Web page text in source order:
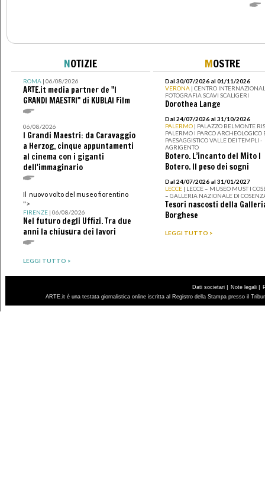
NOTIZIE
ROMA| 06/08/2026
ARTE.it media partner de "I
GRANDI MAESTRI" di KUBLAI Film
06/08/2026
I Grandi Maestri: da Caravaggio
a Herzog, cinque appuntamenti
al cinema con i giganti
dell'immaginario
Il nuovo volto del museo fiorentino
">
FIRENZE| 06/08/2026
Nel futuro degli Uffizi. Tra due
anni la chiusura dei lavori
LEGGI TUTTO >
MOSTRE
Dal 30/07/2026 al 01/11/2026
VERONA | CENTRO
FOTOGRAFIA SCAVI SCALIGERI
Dorothea Lange
Dal 24/07/2026 al 31/10/2026
PALERMO | PALAZZO BELMONTE
PALERMO I PARCO ARCHEOLOGICO
PAESAGGISTICO VALLE DEI TEMPLI -
AGRIGENTO
Botero. L’incanto del Mito I
Botero. Il peso dei sogni
Dal 24/07/2026 al 31/01/2027
LECCE | LECCE – MUSEO MUST I
– GALLERIA NAZIONALE DI
Tesori nascosti della
Borghese
LEGGI TUTTO >
Dati societari | Note legali |
ARTE.it è una testata giornalistica online iscritta al Registro della Stampa presso il